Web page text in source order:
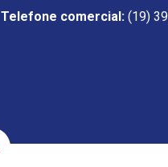
Telefone comercial: (19)